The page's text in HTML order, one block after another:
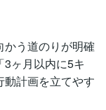
う道のりが明確
ヶ月以内に5キ
動計画を立てやす